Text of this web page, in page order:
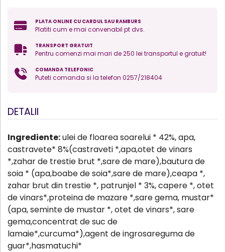
PLATA ONLINE CU CARDUL SAU RAMBURS
Platiti cum e mai convenabil pt dvs.
TRANSPORT GRATUIT
Pentru comenzi mai mari de 250 lei transportul e gratuit!
COMANDA TELEFONIC
Puteti comanda si la telefon 0257/218404
DETALII
Ingrediente:ulei de floarea soarelui * 42%, apa,
castravete* 8%(castraveti *,apa,otet de vinars
*,zahar de trestie brut *,sare de mare),bautura de
soia * (apa,boabe de soia*,sare de mare),ceapa *,
zahar brut din trestie *, patrunjel * 3%, capere *, otet
de vinars*,proteina de mazare *,sare gema, mustar*
(apa, seminte de mustar *, otet de vinars*, sare
gema,concentrat de suc de
lamaie*,curcuma*),agent de ingrosareguma de
guar*,hasmatuchi*